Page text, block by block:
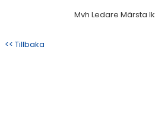
Mvh Ledare Märsta Ik
<< Tillbaka